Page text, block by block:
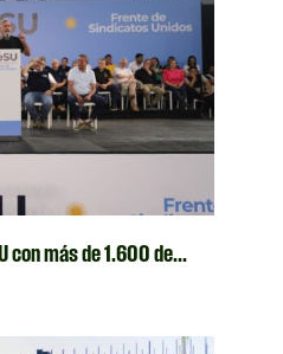
con más de 1.600 de...